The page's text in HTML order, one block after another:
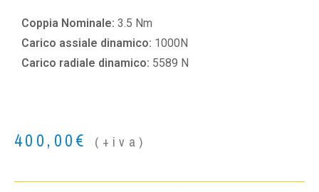
Coppia Nominale: 3.5 Nm
Carico assiale dinamico: 1000N
Carico radiale dinamico: 5589 N
400,00€ (+iva)